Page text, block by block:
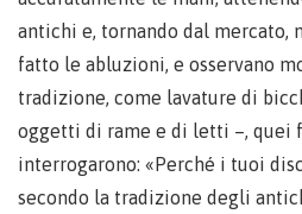
antichi e, tornando dal mercato,
fatto le abluzioni, e osservano
tradizione, come lavature di
oggetti di rame e di letti –, quei
interrogarono: «Perché i tuoi
secondo la tradizione degli